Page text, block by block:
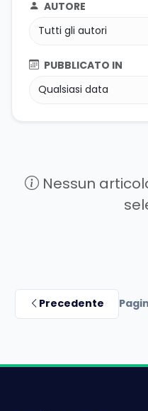
AUTORE
PUBBLICATO IN
Nessun
Precedente